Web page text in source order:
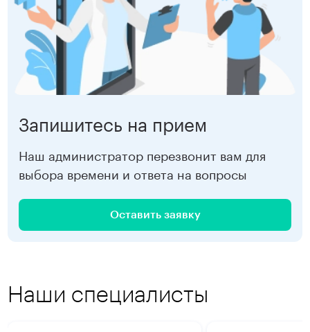
Старая Деревня 4 300 ₽
Чернышевская 4 300 ₽
Девяткино 4 300 ₽
Запишитесь на прием
Наш администратор перезвонит вам для
выбора времени и ответа на вопросы
Оставить заявку
Наши специалисты